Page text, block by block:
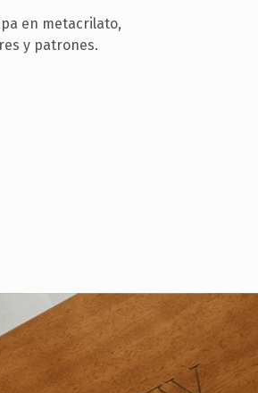
en metacrilato,
y patrones.